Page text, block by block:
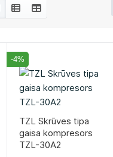
-4%
TZL Skrūves tipa
gaisa kompresors
TZL-30A2